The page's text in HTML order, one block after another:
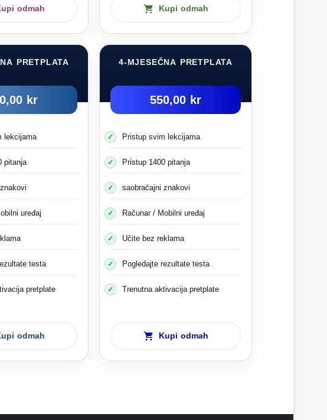
kroz ogledalo ili prednje prozore
strane ceste su također skrivene
koje vam se kriju.
odmah Kupi odmah
PRETPLATA
kr
lekcijama
pitanja
uređaj
testa
pretplate
odmah
4-MJESEČNA PRETPLATA
550,00 kr
Pristup svim lekcijama
Pristup 1400 pitanja
saobraćajni znakovi
Računar / Mobilni uređaj
Učite bez reklama
Pogledajte rezultate testa
Trenutna aktivacija pretplate
Kupi odmah